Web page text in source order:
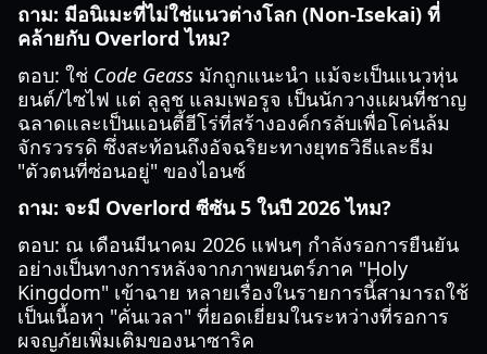
ถาม: มีอนิเมะที่ไม่ใช่แนวต่างโลก (Non-Isekai) ที่
คล้ายกับ Overlord ไหม?
ตอบ: ใช่ Code Geass มักถูกแนะนำ แม้จะเป็นแนวหุ่น
ยนต์/ไซไฟ แต่ ลูลูช แลมเพอรูจ เป็นนักวางแผนที่ชาญ
ฉลาดและเป็นแอนตี้ฮีโร่ที่สร้างองค์กรลับเพื่อโค่นล้ม
จักรวรรดิ ซึ่งสะท้อนถึงอัจฉริยะทางยุทธวิธีและธีม
"ตัวตนที่ซ่อนอยู่" ของไอนซ์
ถาม: จะมี Overlord ซีซัน 5 ในปี 2026 ไหม?
ตอบ: ณ เดือนมีนาคม 2026 แฟนๆ กำลังรอการยืนยัน
อย่างเป็นทางการหลังจากภาพยนตร์ภาค "Holy
Kingdom" เข้าฉาย หลายเรื่องในรายการนี้สามารถใช้
เป็นเนื้อหา "คั่นเวลา" ที่ยอดเยี่ยมในระหว่างที่รอการ
ผจญภัยเพิ่มเติมของนาซาริค